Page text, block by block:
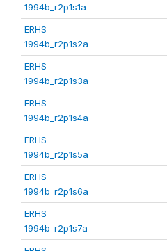
1994b_r2p1s1a
ERHS
1994b_r2p1s2a
ERHS
1994b_r2p1s3a
ERHS
1994b_r2p1s4a
ERHS
1994b_r2p1s5a
ERHS
1994b_r2p1s6a
ERHS
1994b_r2p1s7a